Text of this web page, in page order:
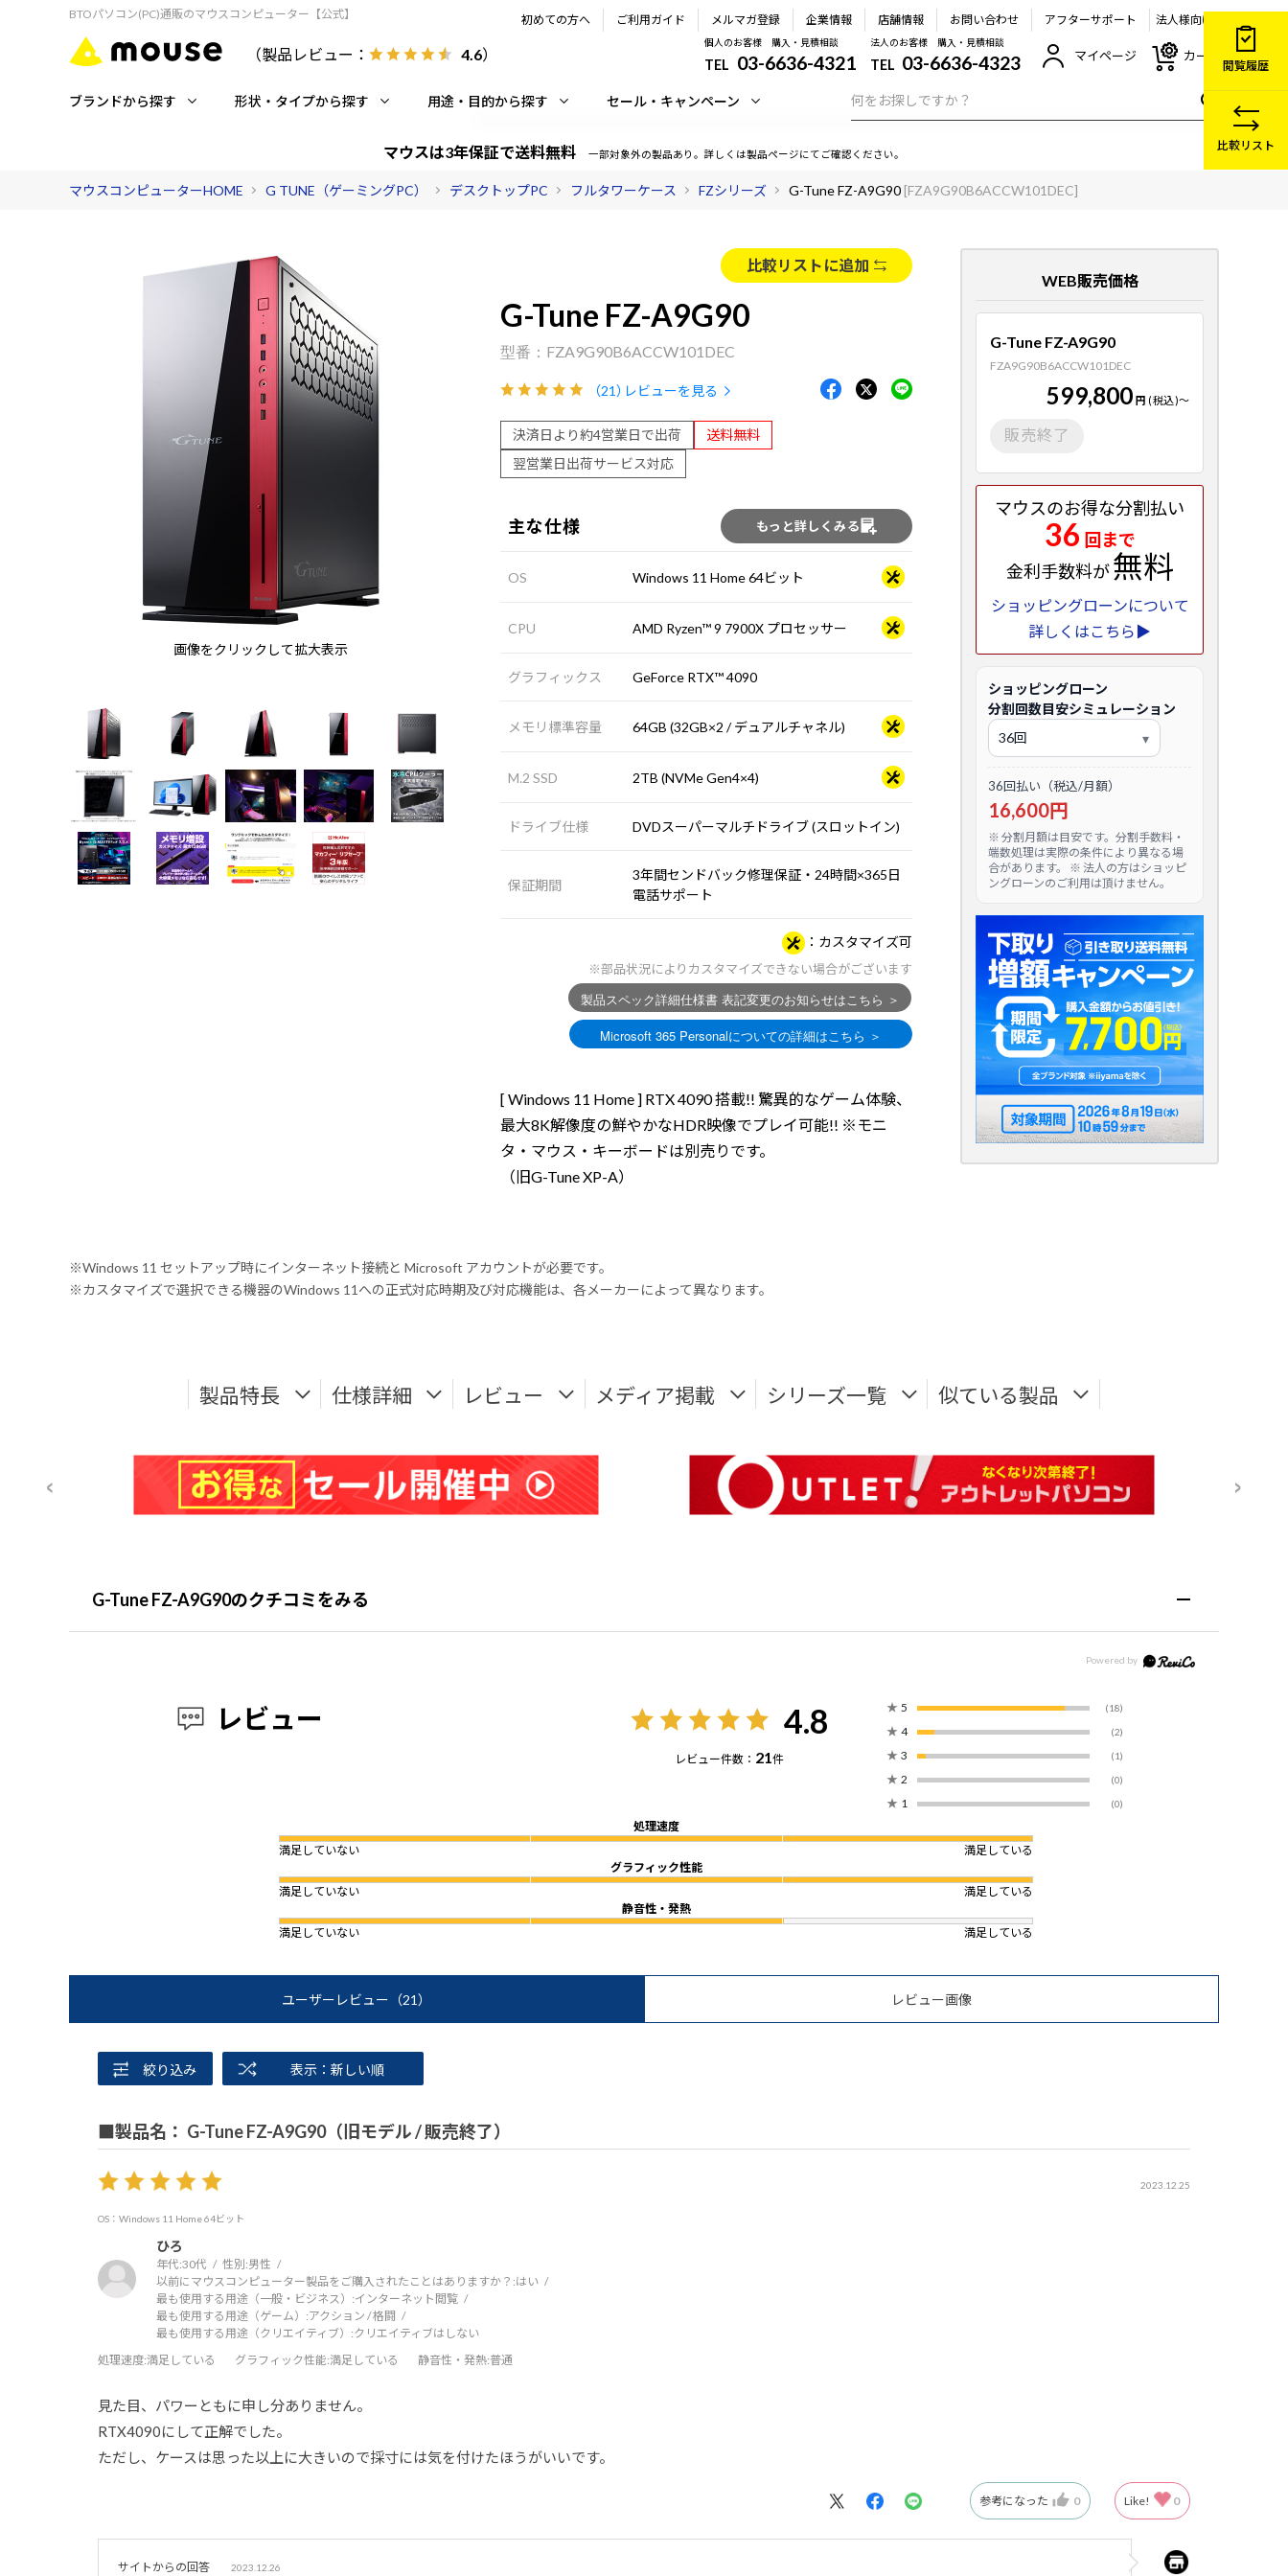
BTOパソコン(PC)通販のマウスコンピューター【公式】
（製品レビュー： 4.6）
初めての方へ ご利用ガイド メルマガ登録 企業情報 店舗情報 お問い合わせ アフターサポート 法人様向け
個人のお客様 購入・見積相談
TEL 03-6636-4321
法人のお客様 購入・見積相談
TEL 03-6636-4323 マイページ カート
ブランドから探す 形状・タイプから探す 用途・目的から探す セール・キャンペーン
マウスは3年保証で送料無料 一部対象外の製品あり。詳しくは製品ページにてご確認ください。
マウスコンピューターHOME G TUNE（ゲーミングPC） デスクトップPC フルタワーケース FZシリーズ G-Tune FZ-A9G90 [FZA9G90B6ACCW101DEC]
画像をクリックして拡大表示
比較リストに追加
G-Tune FZ-A9G90
FZA9G90B6ACCW101DEC
（21）レビューを見る
決済日より約4営業日で出荷
送料無料
翌営業日出荷サービス対応
主な仕様 もっと詳しくみる
OS Windows 11 Home 64ビット
CPU AMD Ryzen™ 9 7900X プロセッサー
グラフィックス GeForce RTX™ 4090
メモリ標準容量 64GB (32GB×2 / デュアルチャネル)
M.2 SSD 2TB (NVMe Gen4×4)
ドライブ仕様 DVDスーパーマルチドライブ (スロットイン)
保証期間
3年間センドバック修理保証・24時間×365日
電話サポート
カスタマイズ可
※部品状況によりカスタマイズできない場合がございます
[ Windows 11 Home ] RTX 4090 搭載!! 驚異的なゲーム体験、
最大8K解像度の鮮やかなHDR映像でプレイ可能!! ※モニ
タ・マウス・キーボードは別売りです。
（旧G-Tune XP-A）
WEB販売価格
G-Tune FZ-A9G90
FZA9G90B6ACCW101DEC
599,800 円 (税込)～
販売終了
マウスのお得な分割払い
36 回まで
金利手数料が無料
ショッピングローンについて
詳しくはこちら▶
ショッピングローン
分割回数目安シミュレーション
36回払い（税込/月額）
16,600円
※ 分割月額は目安です。分割手数料・
端数処理は実際の条件により異なる場
合があります。 ※ 法人の方はショッピ
ングローンのご利用は頂けません。
※Windows 11 セットアップ時にインターネット接続と Microsoft アカウントが必要です。
※カスタマイズで選択できる機器のWindows 11への正式対応時期及び対応機能は、各メーカーによって異なります。
製品特長 仕様詳細 レビュー メディア掲載 シリーズ一覧 似ている製品
G-Tune FZ-A9G90のクチコミをみる
レビュー 4.8
レビュー件数： 21件
★ 5 (18)
★ 4 (2)
★ 3 (1)
★ 2 (0)
★ 1 (0)
処理速度
満足していない
満足している
グラフィック性能
満足していない
満足している
静音性・発熱
満足していない
満足している
ユーザーレビュー （21） レビュー画像
絞り込み 表示：新しい順
■製品名： G-Tune FZ-A9G90（旧モデル / 販売終了）
2023.12.25
OS：Windows 11 Home 64ビット
ひろ
年代:30代 性別:男性
以前にマウスコンピューター製品をご購入されたことはありますか？:はい
最も使用する用途（一般・ビジネス）:インターネット閲覧
最も使用する用途（ゲーム）:アクション / 格闘
最も使用する用途（クリエイティブ）:クリエイティブはしない
処理速度:満足している グラフィック性能:満足している 静音性・発熱:普通
見た目、パワーともに申し分ありません。
RTX4090にして正解でした。
ただし、ケースは思った以上に大きいので採寸には気を付けたほうがいいです。
参考になった 0 Like! 0
サイトからの回答 2023.12.26
閲覧履歴
比較リスト